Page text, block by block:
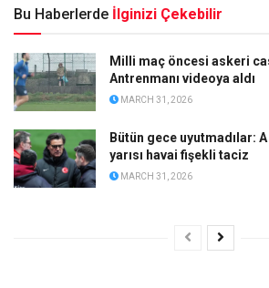
Bu Haberlerde İlginizi Çekebilir
Milli maç öncesi askeri
Antrenmanı videoya aldı
MARCH 31, 2026
Bütün gece uyutmadılar:
yarısı havai fişekli taciz
MARCH 31, 2026